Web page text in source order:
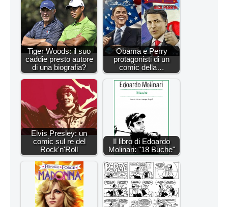
Tiger Woods: il suo
caddie presto autore
di una biografia?
Obama e Perry
protagonisti di un
comic della…
Elvis Presley: un
comic sul re del
Rock'n'Roll
Il libro di Edoardo
Molinari: "18 Buche"